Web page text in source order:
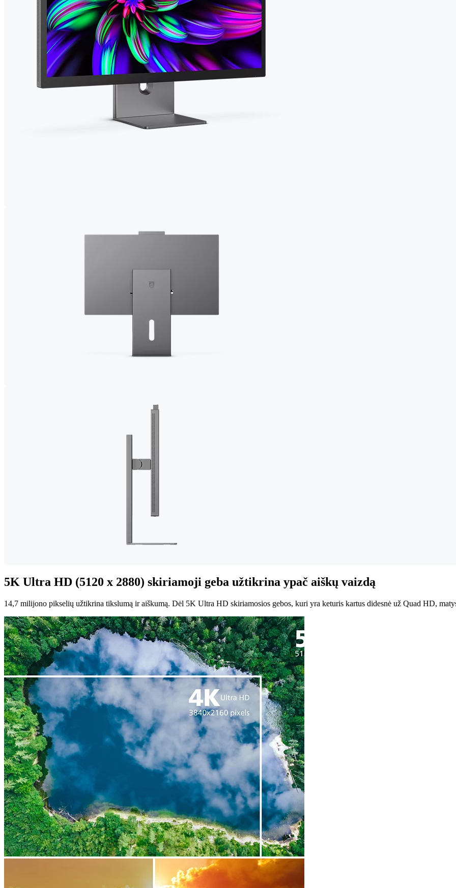
5K Ultra HD (5120 x 2880) skiriamoji geba užtikrina ypač aiškų vaizdą
14,7 milijono pikselių užtikrina tikslumą ir aiškumą. Dėl 5K Ultra HD skiriamosios gebos, kuri yra keturis kartus didesnė už Quad HD,